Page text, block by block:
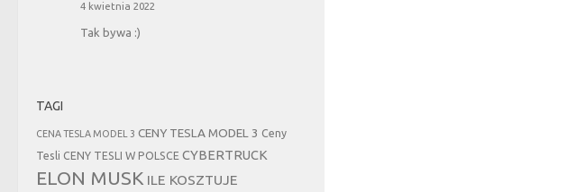
4 kwietnia 2022
Tak bywa :)
TAGI
CENA TESLA MODEL 3 CENY TESLA MODEL 3 Ceny
Tesli CENY TESLI W POLSCE CYBERTRUCK
ELON MUSK ILE KOSZTUJE